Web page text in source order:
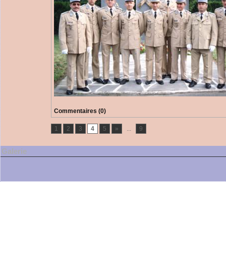
Commentaires (0)
1 2 3 4 5 » ... 9
Galerie